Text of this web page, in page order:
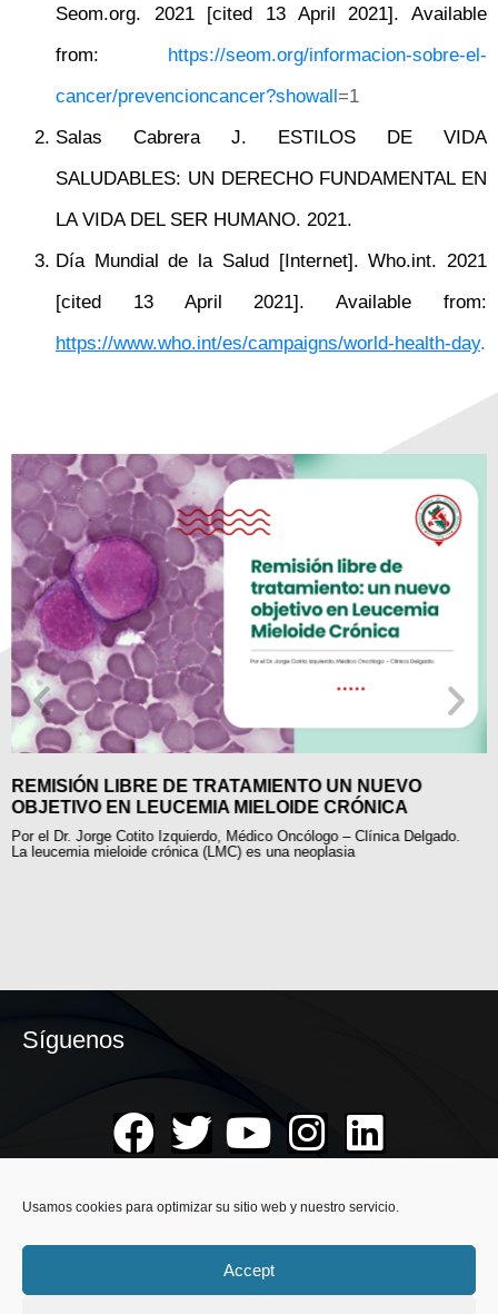
Usamos cookies para optimizar su sitio web y nuestro servicio.
Accept
Seom.org. 2021 [cited 13 April 2021]. Available
from: https://seom.org/informacion-sobre-el-
cancer/prevencioncancer?showall=1
Salas Cabrera J. ESTILOS DE VIDA
SALUDABLES: UN DERECHO FUNDAMENTAL EN
LA VIDA DEL SER HUMANO. 2021.
Día Mundial de la Salud [Internet]. Who.int. 2021
[cited 13 April 2021]. Available from:
https://www.who.int/es/campaigns/world-health-day.
REMISIÓN LIBRE DE TRATAMIENTO UN NUEVO
OBJETIVO EN LEUCEMIA MIELOIDE CRÓNICA
Por el Dr. Jorge Cotito Izquierdo, Médico Oncólogo – Clínica Delgado.
La leucemia mieloide crónica (LMC) es una neoplasia
Síguenos
nuestros eventos, concursos, promociones o noticias,
suscribete a nuestro boletín.